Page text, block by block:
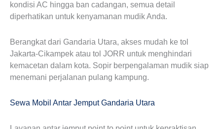
kondisi AC hingga ban cadangan, semua detail
diperhatikan untuk kenyamanan mudik Anda.
Berangkat dari Gandaria Utara, akses mudah ke tol
Jakarta-Cikampek atau tol JORR untuk menghindari
kemacetan dalam kota. Sopir berpengalaman mudik siap
menemani perjalanan pulang kampung.
Sewa Mobil Antar Jemput Gandaria Utara